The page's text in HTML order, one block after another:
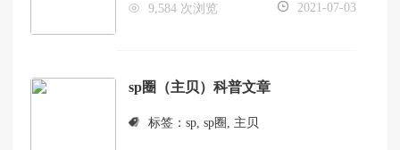
9,584 次浏览 2021-07-03
sp圈（主贝）科普文章
标签：sp,sp圈 , 主贝